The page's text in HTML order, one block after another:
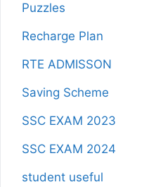
Puzzles
Recharge Plan
RTE ADMISSON
Saving Scheme
SSC EXAM 2023
SSC EXAM 2024
student useful